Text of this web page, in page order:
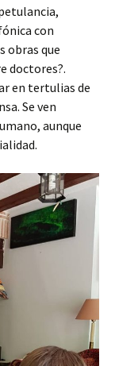
con
obras que
doctores?.
en tertulias de
Se ven
aunque